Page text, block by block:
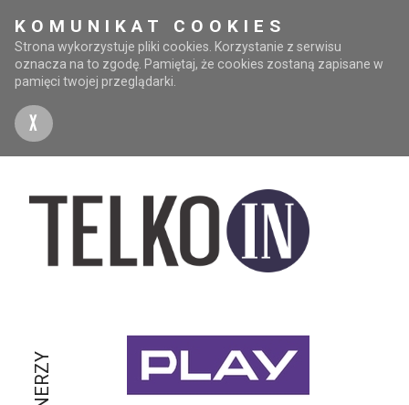
KOMUNIKAT COOKIES
Strona wykorzystuje pliki cookies. Korzystanie z serwisu
oznacza na to zgodę. Pamiętaj, że cookies zostaną zapisane w
pamięci twojej przeglądarki.
X